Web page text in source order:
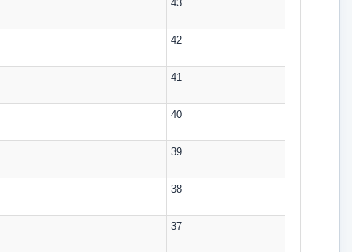
43
42
41
40
39
38
37